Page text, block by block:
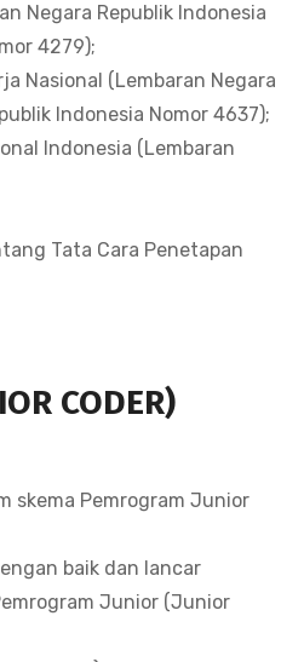
Negara Republik Indonesia
4279);
Nasional (Lembaran Negara
Indonesia Nomor 4637);
Indonesia (Lembaran
Tata Cara Penetapan
CODER)
skema Pemrogram Junior
baik dan lancar
Junior (Junior